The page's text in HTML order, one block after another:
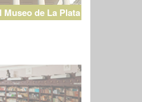
Museo de La Plata